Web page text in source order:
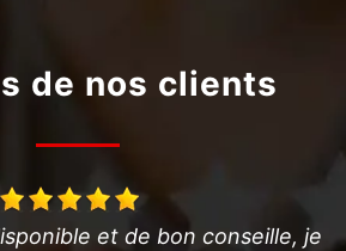
de nos clients
appelé Lundi de Pâques suite